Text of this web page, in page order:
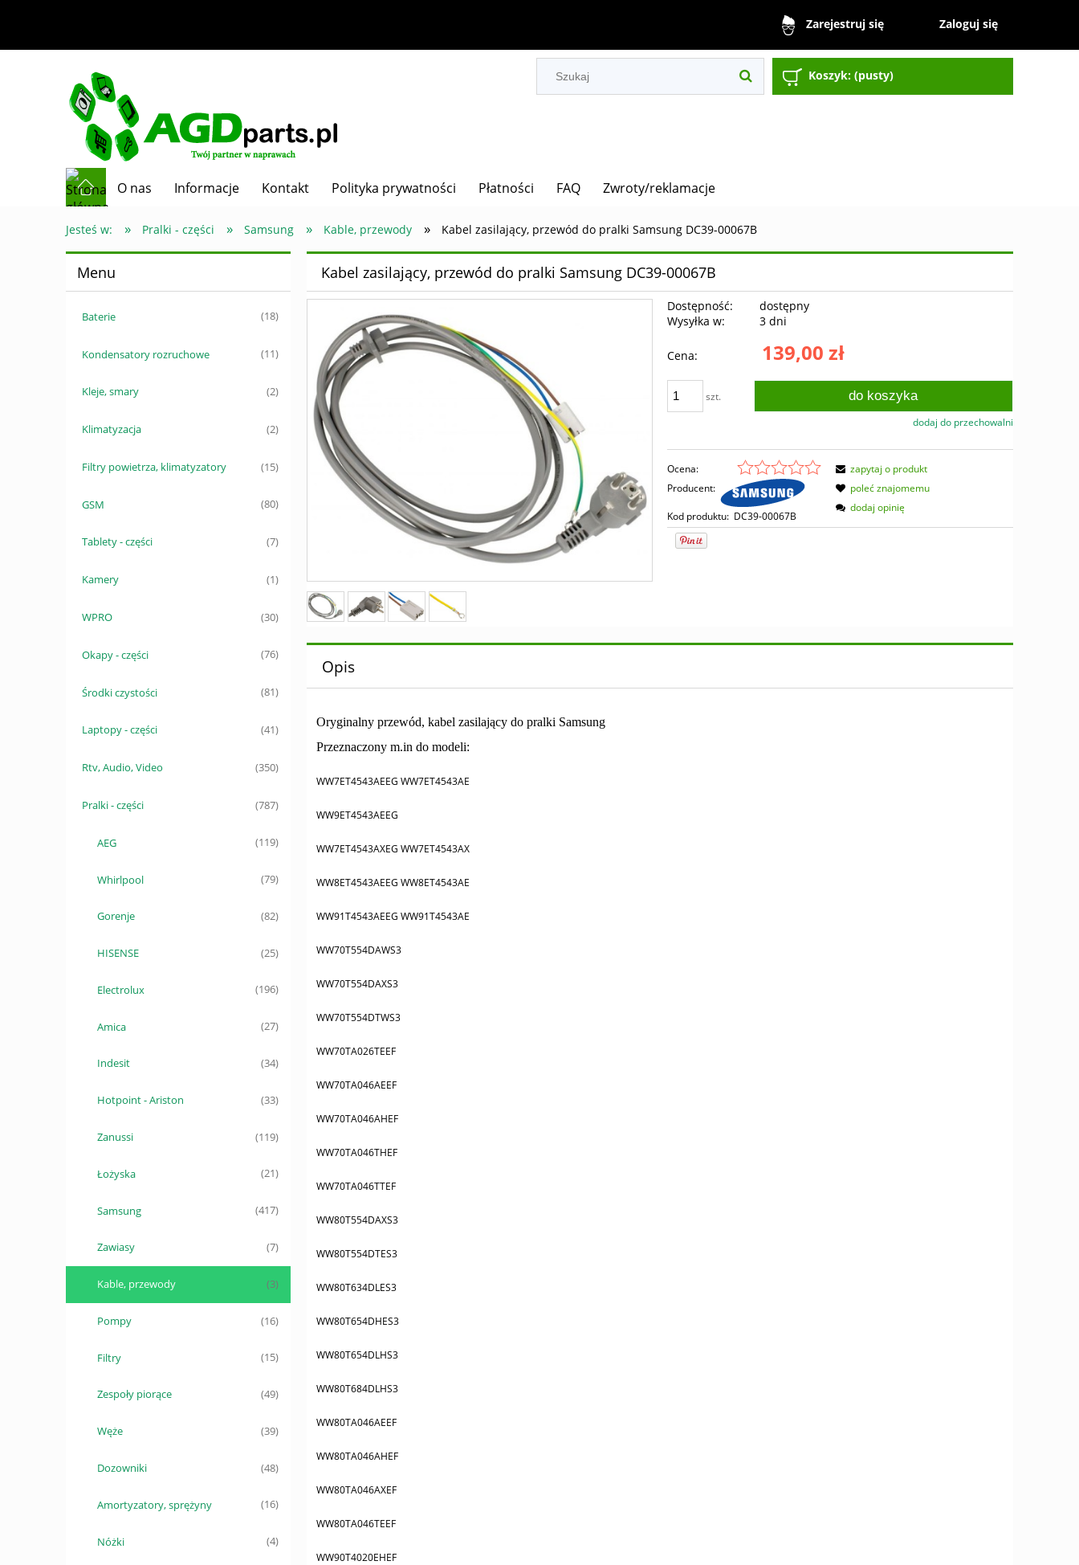
Zarejestruj się Zaloguj się
Koszyk: (pusty)
O nas Informacje Kontakt Polityka prywatności Płatności FAQ Zwroty/reklamacje
Jesteś w: » Pralki - części » Samsung » Kable, przewody » Kabel zasilający, przewód do pralki Samsung DC39-00067B
Menu
Baterie (18)
Kondensatory rozruchowe (11)
Kleje, smary (2)
Klimatyzacja (2)
Filtry powietrza, klimatyzatory (15)
GSM (80)
Tablety - części (7)
Kamery (1)
WPRO (30)
Okapy - części (76)
Środki czystości (81)
Laptopy - części (41)
Rtv, Audio, Video (350)
Pralki - części (787)
AEG (119)
Whirlpool (79)
Gorenje (82)
HISENSE (25)
Electrolux (196)
Amica (27)
Indesit (34)
Hotpoint - Ariston (33)
Zanussi (119)
Łożyska (21)
Samsung (417)
Zawiasy (7)
Kable, przewody (3)
Pompy (16)
Filtry (15)
Zespoły piorące (49)
Węże (39)
Dozowniki (48)
Amortyzatory, sprężyny (16)
Nóżki (4)
Kabel zasilający, przewód do pralki Samsung DC39-00067B
Dostępność:
dostępny
Wysyłka w:
3 dni
Cena: 139,00 zł
szt. do koszyka
dodaj do przechowalni
Ocena:
Producent:
Kod produktu: DC39-00067B
zapytaj o produkt
poleć znajomemu
dodaj opinię
Opis
Oryginalny przewód, kabel zasilający do pralki Samsung
Przeznaczony m.in do modeli:
WW7ET4543AEEG WW7ET4543AE
WW9ET4543AEEG
WW7ET4543AXEG WW7ET4543AX
WW8ET4543AEEG WW8ET4543AE
WW91T4543AEEG WW91T4543AE
WW70T554DAWS3
WW70T554DAXS3
WW70T554DTWS3
WW70TA026TEEF
WW70TA046AEEF
WW70TA046AHEF
WW70TA046THEF
WW70TA046TTEF
WW80T554DAXS3
WW80T554DTES3
WW80T634DLES3
WW80T654DHES3
WW80T654DLHS3
WW80T684DLHS3
WW80TA046AEEF
WW80TA046AHEF
WW80TA046AXEF
WW80TA046TEEF
WW90T4020EHEF